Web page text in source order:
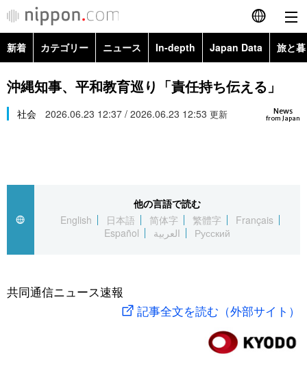
English
简体字
繁體字
العربية
社会
旅と暮らし
新着 カテゴリー ニュース In-depth Japan Data 旅と
政治・外交
経済・ビジネス
社会
文化
科学・技術
暮らし
Topics
Images
お知らせ
沖縄知事、平和教育巡り「責任持ち伝える」
News
from Japan
社会 2026.06.23 12:37 / 2026.06.23 12:53 更新
他の言語で読む
English
日本語 简体字 繁體字
Français
Español
العربية Русский
共同通信ニュース速報
記事全文を読む（外部サイト）